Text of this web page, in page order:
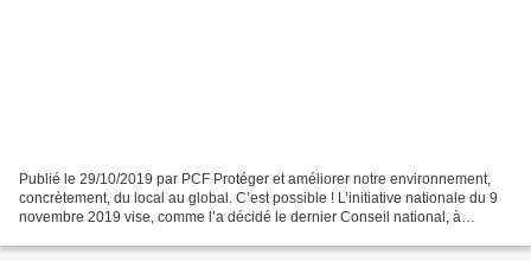
Publié le 29/10/2019 par PCF Protéger et améliorer notre environnement,
concrètement, du local au global. C’est possible ! L’initiative nationale du 9
novembre 2019 vise, comme l’a décidé le dernier Conseil national, à